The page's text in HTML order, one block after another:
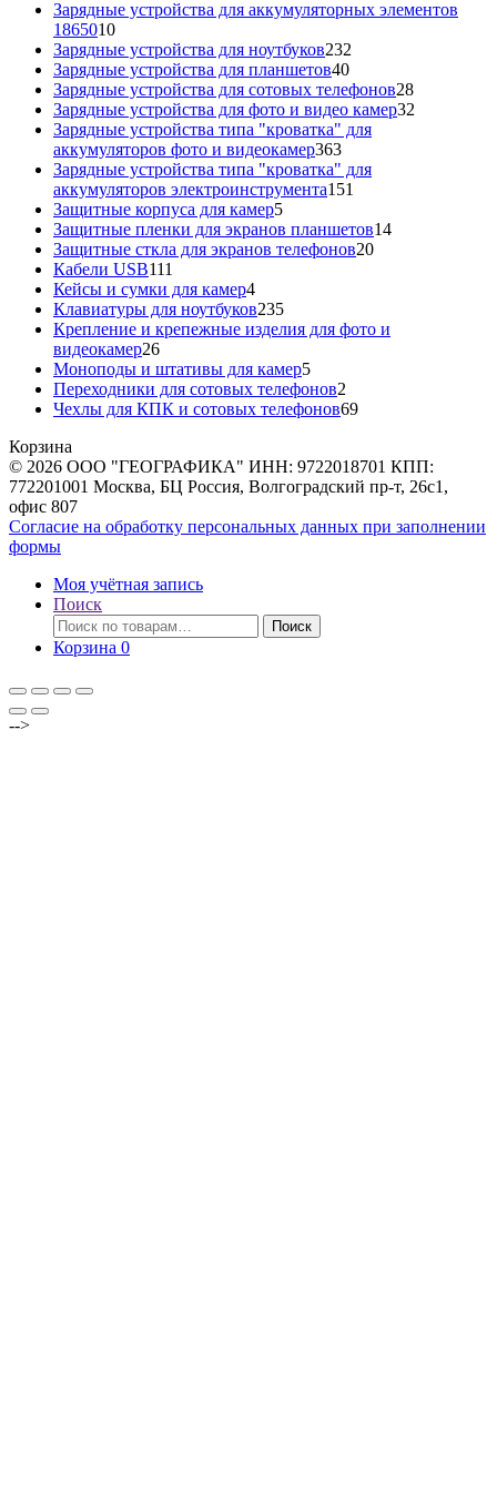
товаров
Зарядные устройства для аккумуляторных элементов
186501010
товаров
Зарядные устройства для ноутбуков232
Зарядные устройства для планшетов4040
товаров
Зарядные устройства для сотовых телефонов2828
товаров
Зарядные устройства для фото и видео камер32
Зарядные устройства типа "кроватка" для
аккумуляторов фото и видеокамер363363
товара
Зарядные устройства типа "кроватка" для
аккумуляторов электроинструмента151
Защитные корпуса для камер55
товаров
Защитные пленки для экранов планшетов1414
Защитные сткла для экранов телефонов2020
Кабели USB111
товаров
Кейсы и сумки для камер44
товара
Клавиатуры для ноутбуков235235
товаров
Крепление и крепежные изделия для фото и
видеокамер2626
товаров
Моноподы и штативы для камер55
товаров
Переходники для сотовых телефонов2
товара
Чехлы для КПК и сотовых телефонов6969
Корзина
© 2026 ООО "ГЕОГРАФИКА" ИНН: 9722018701 КПП:
772201001 Москва, БЦ Россия, Волгоградский пр-т, 26с1,
офис 807
Согласие на обработку персональных данных при заполнении
формы
Моя учётная запись
Поиск
Искать:
Поиск
Корзина 0
-->